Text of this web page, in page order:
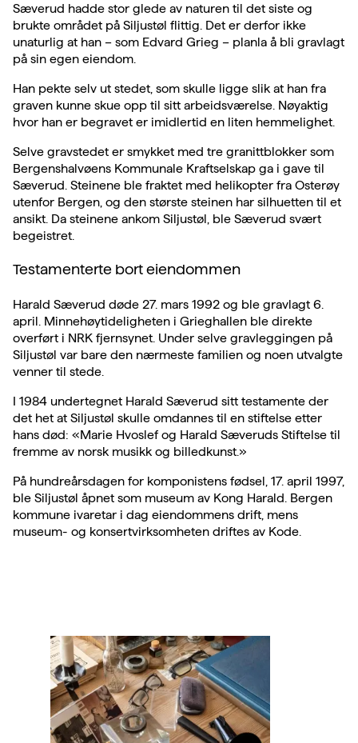
Sæverud hadde stor glede av naturen til det siste og
brukte området på Siljustøl flittig. Det er derfor ikke
unaturlig at han – som Edvard Grieg – planla å bli gravlagt
på sin egen eiendom.
Han pekte selv ut stedet, som skulle ligge slik at han fra
graven kunne skue opp til sitt arbeidsværelse. Nøyaktig
hvor han er begravet er imidlertid en liten hemmelighet.
Selve gravstedet er smykket med tre granittblokker som
Bergenshalvøens Kommunale Kraftselskap ga i gave til
Sæverud. Steinene ble fraktet med helikopter fra Osterøy
utenfor Bergen, og den største steinen har silhuetten til et
ansikt. Da steinene ankom Siljustøl, ble Sæverud svært
begeistret.
Testamenterte bort eiendommen
Harald Sæverud døde 27. mars 1992 og ble gravlagt 6.
april. Minnehøytideligheten i Grieghallen ble direkte
overført i NRK fjernsynet. Under selve gravleggingen på
Siljustøl var bare den nærmeste familien og noen utvalgte
venner til stede.
I 1984 undertegnet Harald Sæverud sitt testamente der
det het at Siljustøl skulle omdannes til en stiftelse etter
hans død: «Marie Hvoslef og Harald Sæveruds Stiftelse til
fremme av norsk musikk og billedkunst.»
På hundreårsdagen for komponistens fødsel, 17. april 1997,
ble Siljustøl åpnet som museum av Kong Harald. Bergen
kommune ivaretar i dag eiendommens drift, mens
museum- og konsertvirksomheten driftes av Kode.